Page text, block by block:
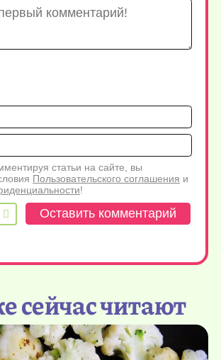
Имя*
статьи на сайте, вы
Пользовательского соглашения и
!
сейчас читают